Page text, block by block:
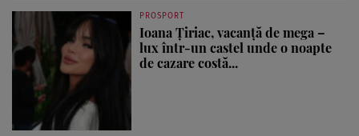
PROSPORT
Ioana Țiriac, vacanță de mega –
lux într-un castel unde o noapte
de cazare costă...